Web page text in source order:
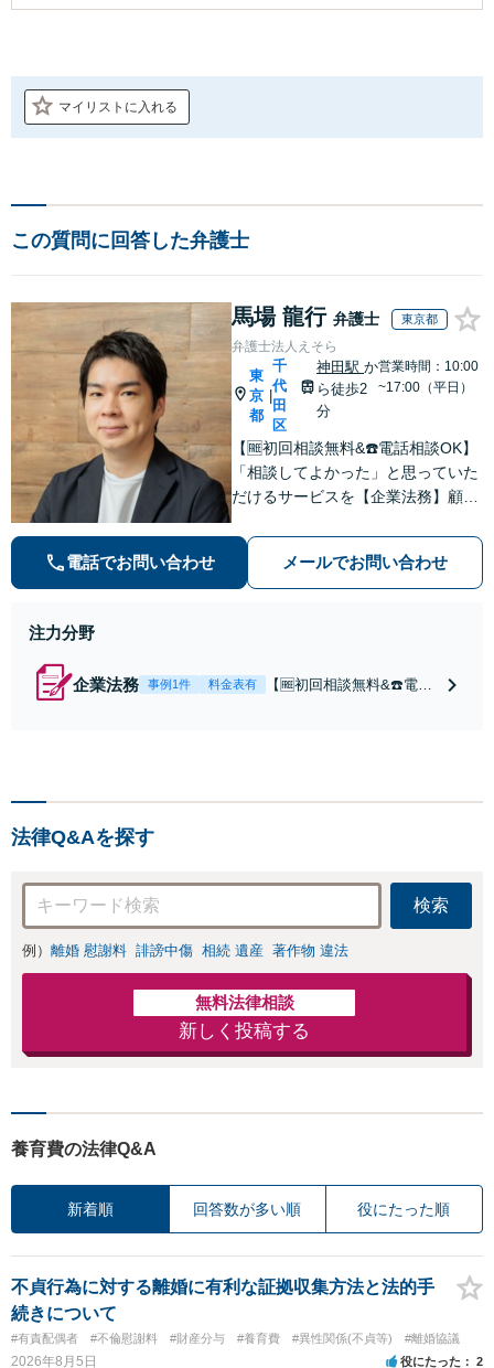
マイリストに入れる
この質問に回答した弁護士
馬場 龍行 弁護士 東京都
弁護士法人えそら
東
京
都
千
代
田
区
神田駅か
ら徒歩2
分
営業時間：10:00
~17:00（平日）
【🆓初回相談無料&☎️電話相談OK】
「相談してよかった」と思っていた
だけるサービスを【企業法務】顧問
りなし・相談回数無制限を叶えた企
業法務プラン
電話でお問い合わせ メールでお問い合わせ
注力分野
企業法務 事例1件 料金表有
【🆓初回相談無料&☎️電話
法律Q&Aを探す
検索
例） 離婚 慰謝料 誹謗中傷 相続 遺産 著作物 違法
無料法律相談
新しく投稿する
養育費の法律Q&A
新着順 回答数が多い順 役にたった順
不貞行為に対する離婚に有利な証拠収集方法と法的手
続きについて
#有責配偶者 #不倫慰謝料 #財産分与 #養育費 #異性関係(不貞等) #離婚協議
2026年8月5日 役にたった 2